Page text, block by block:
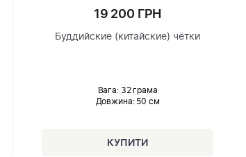
19 200 ГРН
Буддийские (китайские) чётки
Вага: 32 грама
Довжина:50 см